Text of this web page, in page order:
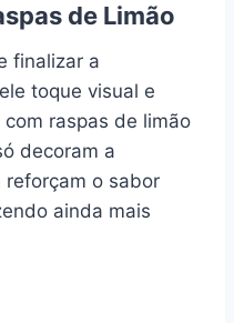
de Limão
finalizar a
toque visual e
raspas de limão
decoram a
o sabor
ainda mais